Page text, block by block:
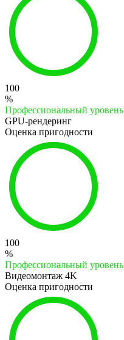
100
%
Профессиональный уровень
GPU-рендеринг
Оценка пригодности
100
%
Профессиональный уровень
Видеомонтаж 4K
Оценка пригодности